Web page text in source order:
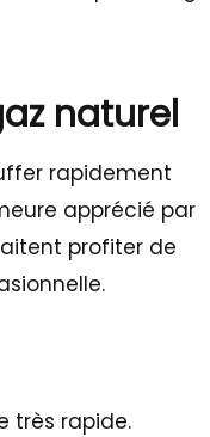
naturel
rapidement
apprécié par
profiter de
très rapide.